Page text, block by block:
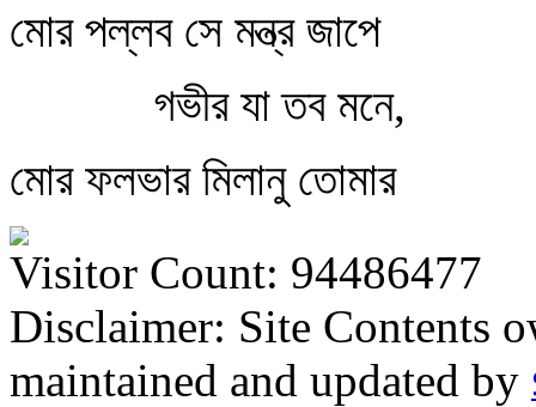
মোর পল্লব সে মন্ত্র জাপে
গভীর যা তব মনে,
মোর ফলভার মিলানু তোমার
Visitor Count: 94486477
Disclaimer: Site Contents
maintained and updated by